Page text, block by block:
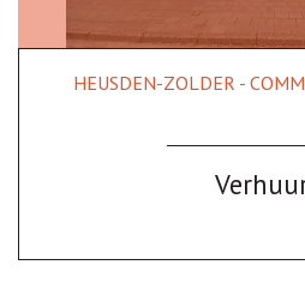
50
HEUSDEN-ZOLDER -